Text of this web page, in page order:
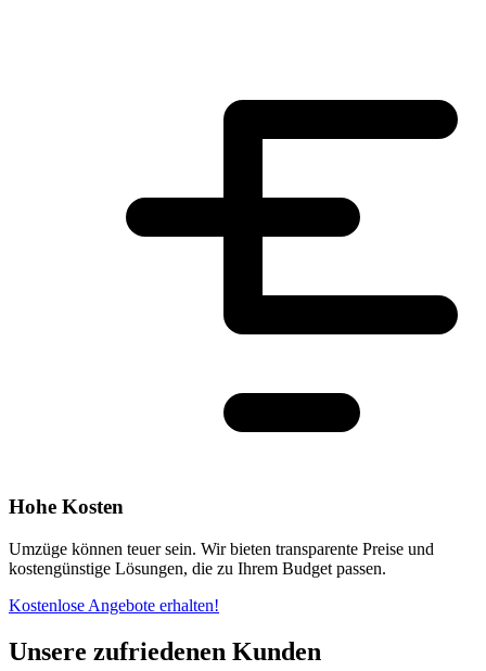
Hohe Kosten
Umzüge können teuer sein. Wir bieten transparente Preise und
kostengünstige Lösungen, die zu Ihrem Budget passen.
Kostenlose Angebote erhalten!
Unsere zufriedenen Kunden